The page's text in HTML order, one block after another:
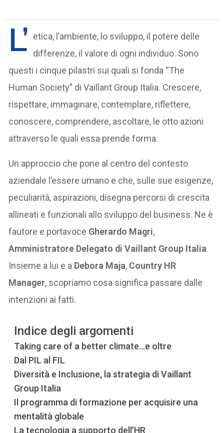
L’ etica, l’ambiente, lo sviluppo, il potere delle
differenze, il valore di ogni individuo. Sono
questi i cinque pilastri sui quali si fonda “The
Human Society” di Vaillant Group Italia. Crescere,
rispettare, immaginare, contemplare, riflettere,
conoscere, comprendere, ascoltare, le otto azioni
attraverso le quali essa prende forma.
Un approccio che pone al centro del contesto
aziendale l’essere umano e che, sulle sue esigenze,
peculiarità, aspirazioni, disegna percorsi di crescita
allineati e funzionali allo sviluppo del business. Ne è
fautore e portavoce Gherardo Magri,
Amministratore Delegato di Vaillant Group Italia.
Insieme a lui e a Debora Maja, Country HR
Manager, scopriamo cosa significa passare dalle
intenzioni ai fatti.
Indice degli argomenti
Taking care of a better climate…e oltre
Dal PIL al FIL
Diversità e Inclusione, la strategia di Vaillant
Group Italia
Il programma di formazione per acquisire una
mentalità globale
La tecnologia a supporto dell’HR